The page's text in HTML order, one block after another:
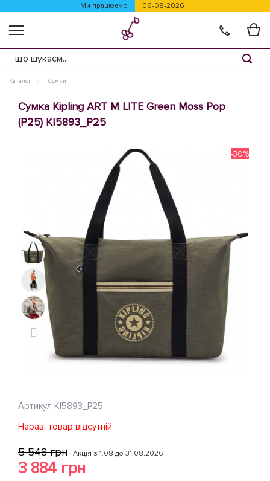
Ми працюємо 06-08-2026
Каталог Сумки
Сумка Kipling ART M LITE Green Moss Pop
(P25) KI5893_P25
-30%
Артикул KI5893_P25
Наразі товар відсутній
5 548 грн Акція з 1.08 до 31.08.2026
3 884 грн